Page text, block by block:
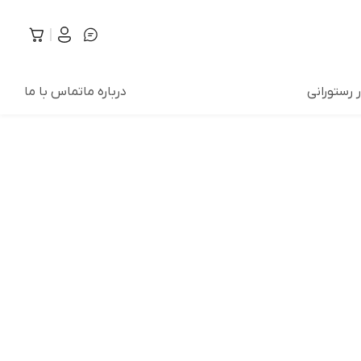
رستورانی درباره ماتماس با ما